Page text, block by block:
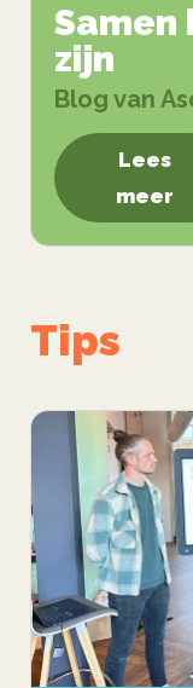
Samen
zijn
Blog van
Lees
meer
Tips